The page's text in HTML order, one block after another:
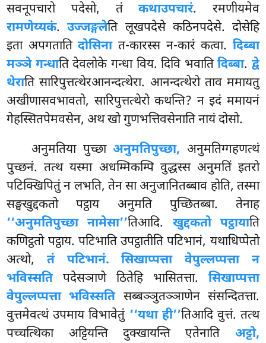
सवनूपचारो पदेसो, तंकथाउपचारं. रमणीयमेव
रामणेय्यकं.उज्जङ्गलेति लूखपदेसे कठिनपदेसे. दोसेहि
इता अपगतातिदोसिनात-कारस्स न-कारं कत्वा. दिब्बा
मञ्ञे गन्धाति देवलोके गन्धा विय. दिवि भवातिदिब्बा. द्वे
थेराति सारिपुत्तत्थेरआनन्दत्थेरा. आनन्दत्थेरो ताव ममायतु
अखीणासवभावतो, सारिपुत्तत्थेरो कथन्ति? न इदं ममायनं
गेहस्सितपेमवसेन, अथ खो गुणभत्तिवसेनाति नायं दोसो.
अनुमतिया पुच्छाअनुमतिपुच्छा, अनुमतिग्गहणत्थं
पुच्छनं. तत्थ यस्मा अधम्मिकम्पि वुद्धस्स अनुमतिं इतरो
पटिक्खिपितुं न लभति, तेन सा अनुजानितब्बाव होति, तस्मा
सङ्घखुद्दकतो पट्ठाय अनुमति पुच्छितब्बा. तेनाह
‘‘अनुमतिपुच्छा नामेसा’’तिआदि. खुद्दकतो पट्ठायाति
कणिट्ठतो पट्ठाय. पटिभाति उपट्ठातीति पटिभानं, यथाधिप्पेतो
अत्थो, तं पटिभानं. सिखाप्पत्ता वेपुल्लप्पत्ता न
भविस्सतिपदेसञाणे ठितेहि भासितत्ता. सिखाप्पत्ता
वेपुल्लप्पत्ता भविस्सतिसब्बञ्ञुतञ्ञाणेन संसन्दितत्ता.
वुत्तमेवत्थं उपमाय विभावेतुं ‘‘यथा ही’’तिआदि वुत्तं. तत्थ
पच्चत्थिका अट्टियन्ति दुक्खायन्ति एतेनाति अट्टो,